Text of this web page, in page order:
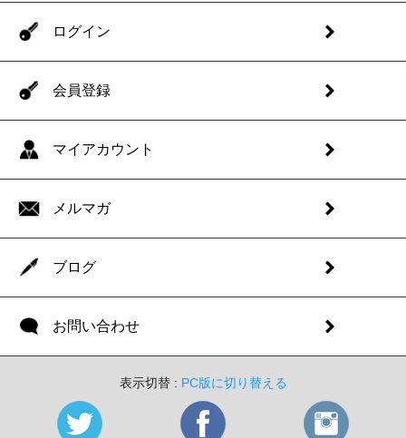
ログイン
会員登録
マイアカウント
メルマガ
ブログ
お問い合わせ
表示切替 : PC版に切り替える